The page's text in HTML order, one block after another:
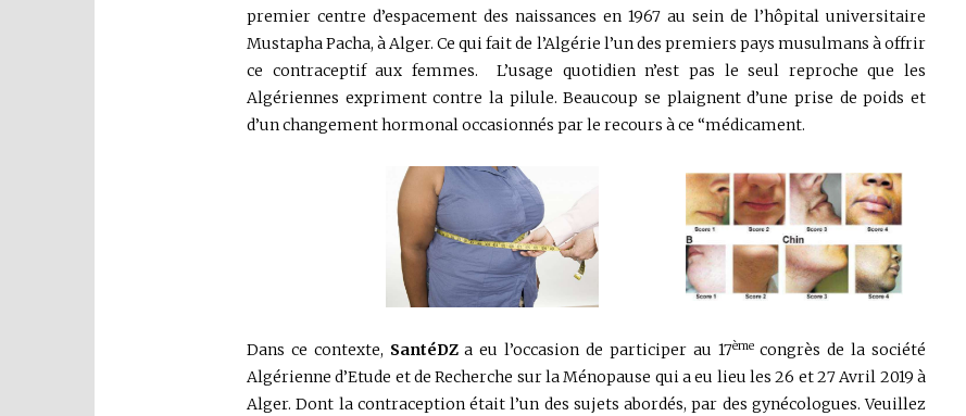
premier centre d’espacement des naissances en 1967 au sein de l’hôpital universitaire
Mustapha Pacha, à Alger. Ce qui fait de l’Algérie l’un des premiers pays musulmans à offrir
ce contraceptif aux femmes. L’usage quotidien n’est pas le seul reproche que les
Algériennes expriment contre la pilule. Beaucoup se plaignent d’une prise de poids et
d’un changement hormonal occasionnés par le recours à ce “médicament.
Dans ce contexte, SantéDZa eu l’occasion de participer au 17èmecongrès de la société
Algérienne d’Etude et de Recherche sur la Ménopause qui a eu lieu les 26 et 27 Avril 2019 à
Alger. Dont la contraception était l’un des sujets abordés, par des gynécologues. Veuillez